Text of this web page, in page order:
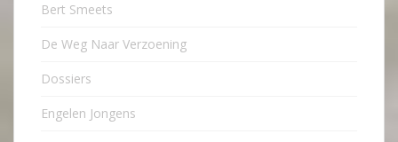
Bert Smeets
De Weg Naar Verzoening
Dossiers
Engelen Jongens